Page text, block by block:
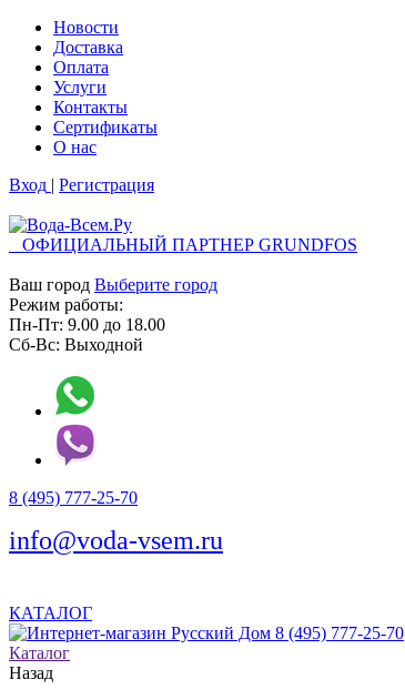
Новости
Доставка
Оплата
Услуги
Контакты
Cертификаты
О нас
Вход | Регистрация
ОФИЦИАЛЬНЫЙ ПАРТНЕР GRUNDFOS
Ваш город Выберите город
Режим работы:
Пн-Пт: 9.00 до 18.00
Сб-Вс: Выходной
8 (495) 777-25-70
info@voda-vsem.ru
КАТАЛОГ
8 (495) 777-25-70
Каталог
Назад